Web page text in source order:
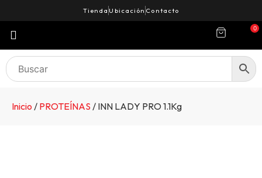
Tienda Ubicación Contacto
0
Inicio / PROTEÍNAS / INN LADY PRO 1.1Kg